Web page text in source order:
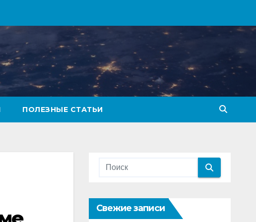
ПОЛЕЗНЫЕ СТАТЬИ
Свежие записи